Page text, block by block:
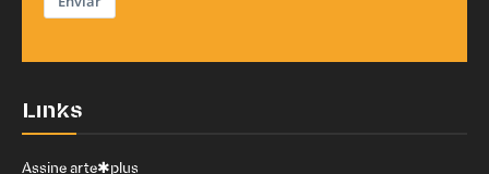
Links
Assine arte✱plus